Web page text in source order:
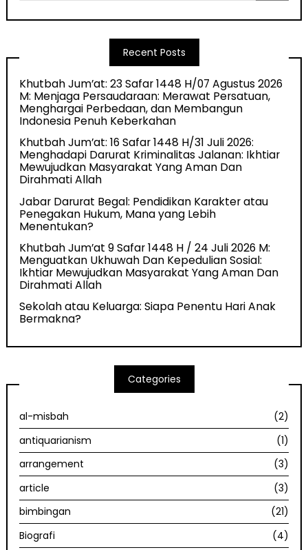
Recent Posts
Khutbah Jum’at: 23 Safar 1448 H/07 Agustus 2026
M: Menjaga Persaudaraan: Merawat Persatuan,
Menghargai Perbedaan, dan Membangun
Indonesia Penuh Keberkahan
Khutbah Jum’at: 16 Safar 1448 H/31 Juli 2026:
Menghadapi Darurat Kriminalitas Jalanan: Ikhtiar
Mewujudkan Masyarakat Yang Aman Dan
Dirahmati Allah
Jabar Darurat Begal: Pendidikan Karakter atau
Penegakan Hukum, Mana yang Lebih
Menentukan?
Khutbah Jum’at 9 Safar 1448 H / 24 Juli 2026 M:
Menguatkan Ukhuwah Dan Kepedulian Sosial:
Ikhtiar Mewujudkan Masyarakat Yang Aman Dan
Dirahmati Allah
Sekolah atau Keluarga: Siapa Penentu Hari Anak
Bermakna?
Categories
al-misbah
(2)
antiquarianism
(1)
arrangement
(3)
article
(3)
bimbingan
(21)
Biografi
(4)